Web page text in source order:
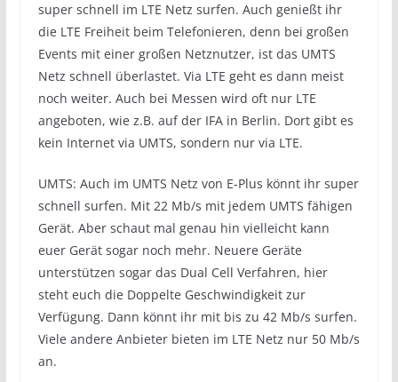
super schnell im LTE Netz surfen. Auch genießt ihr
die LTE Freiheit beim Telefonieren, denn bei großen
Events mit einer großen Netznutzer, ist das UMTS
Netz schnell überlastet. Via LTE geht es dann meist
noch weiter. Auch bei Messen wird oft nur LTE
angeboten, wie z.B. auf der IFA in Berlin. Dort gibt es
kein Internet via UMTS, sondern nur via LTE.
UMTS: Auch im UMTS Netz von E-Plus könnt ihr super
schnell surfen. Mit 22 Mb/s mit jedem UMTS fähigen
Gerät. Aber schaut mal genau hin vielleicht kann
euer Gerät sogar noch mehr. Neuere Geräte
unterstützen sogar das Dual Cell Verfahren, hier
steht euch die Doppelte Geschwindigkeit zur
Verfügung. Dann könnt ihr mit bis zu 42 Mb/s surfen.
Viele andere Anbieter bieten im LTE Netz nur 50 Mb/s
an.